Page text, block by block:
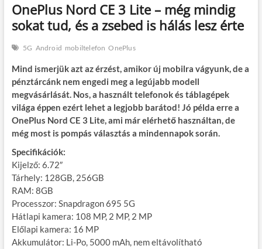
OnePlus Nord CE 3 Lite – még mindig
sokat tud, és a zsebed is hálás lesz érte
5G Android mobiltelefon OnePlus
Mind ismerjük azt az érzést, amikor új mobilra vágyunk, de a
pénztárcánk nem engedi meg a legújabb modell
megvásárlását. Nos, a használt telefonok és táblagépek
világa éppen ezért lehet a legjobb barátod! Jó példa erre a
OnePlus Nord CE 3 Lite, ami már elérhető használtan, de
még most is pompás választás a mindennapok során.
Specifikációk:
Kijelző: 6.72″
Tárhely: 128GB, 256GB
RAM: 8GB
Processzor: Snapdragon 695 5G
Hátlapi kamera: 108 MP, 2 MP, 2 MP
Előlapi kamera: 16 MP
Akkumulátor: Li-Po, 5000 mAh, nem eltávolítható